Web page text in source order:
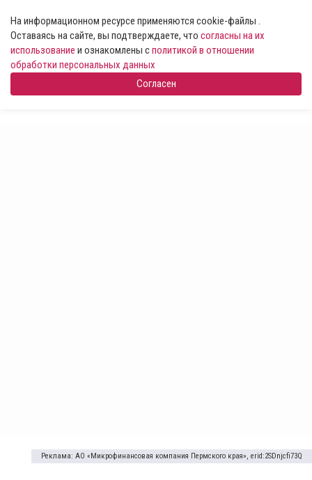
На информационном ресурсе применяются cookie-файлы .
Оставаясь на сайте, вы подтверждаете, что согласны на их
использование и ознакомлены сполитикой в отношении
обработки персональных данных
Согласен
Реклама: АО «Микрофинансовая компания Пермского края», erid:2SDnjcfi73Q